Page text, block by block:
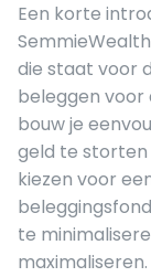
Een korte
die staat voor
beleggen voor
bouw je
geld te storten
kiezen voor
te
maximaliseren.